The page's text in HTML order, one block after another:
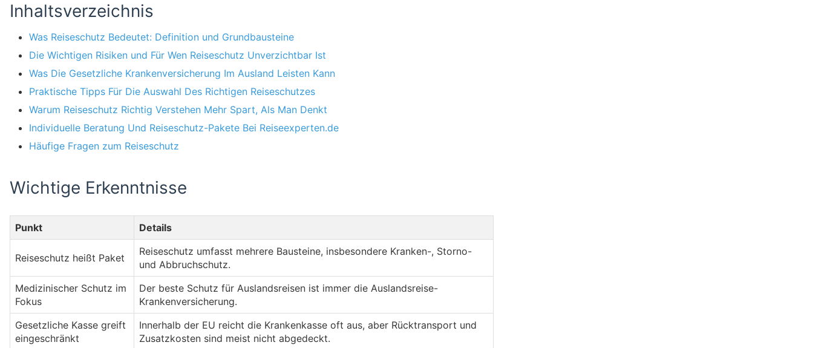
Inhaltsverzeichnis
Was Reiseschutz Bedeutet: Definition und Grundbausteine
Die Wichtigen Risiken und Für Wen Reiseschutz Unverzichtbar Ist
Was Die Gesetzliche Krankenversicherung Im Ausland Leisten Kann
Praktische Tipps Für Die Auswahl Des Richtigen Reiseschutzes
Warum Reiseschutz Richtig Verstehen Mehr Spart, Als Man Denkt
Individuelle Beratung Und Reiseschutz-Pakete Bei Reiseexperten.de
Häufige Fragen zum Reiseschutz
Wichtige Erkenntnisse
Punkt Details
Reiseschutz heißt Paket
Reiseschutz umfasst mehrere Bausteine, insbesondere Kranken-, Storno-
und Abbruchschutz.
Medizinischer Schutz im
Fokus
Der beste Schutz für Auslandsreisen ist immer die Auslandsreise-
Krankenversicherung.
Gesetzliche Kasse greift
eingeschränkt
Innerhalb der EU reicht die Krankenkasse oft aus, aber Rücktransport und
Zusatzkosten sind meist nicht abgedeckt.